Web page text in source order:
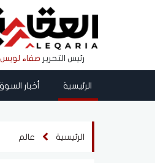
رئيس التحرير صفاء لويس
الرئيسية أخبار
الرئيسية عالم